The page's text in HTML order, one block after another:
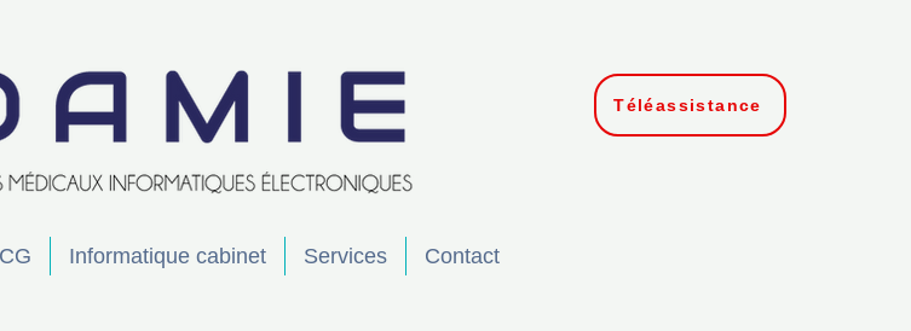
Téléassistance
Informatique cabinet Services Contact